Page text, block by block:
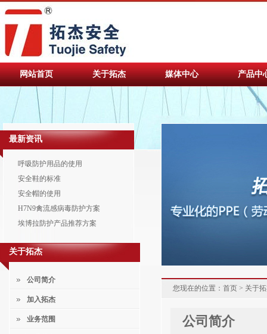
网站首页 关于拓杰 媒体中心 产品中
最新资讯
呼吸防护用品的使用
安全鞋的标准
安全帽的使用
H7N9禽流感病毒防护方案
埃博拉防护产品推荐方案
关于拓杰
公司简介
加入拓杰
业务范围
您现在的位置： 首页 > 关于
公司简介